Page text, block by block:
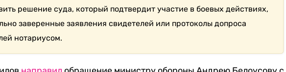
решение суда, который подтвердит участие в боевых действиях,
заверенные заявления свидетелей или протоколы допроса
нотариусом.